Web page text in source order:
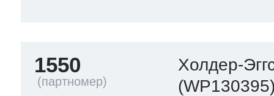
1550
Холдер-